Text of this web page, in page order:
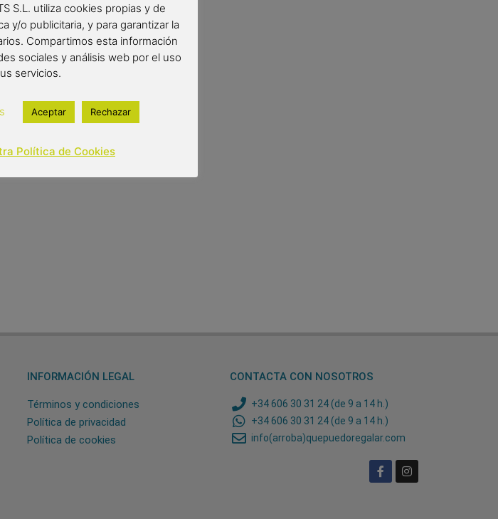
Radio: 61 cm.
Diámetro: 103 cm.
Largo: 88 cm.
16,95 €
INFORMACIÓN LEGAL
Términos y condiciones
Política de privacidad
Política de cookies
CONTACTA CON NOSOTROS
+34 606 30 31 24 (de 9 a 14 h.)
+34 606 30 31 24 (de 9 a 14 h.)
info(arroba)quepuedoregalar.com
S.L. utiliza cookies propias y de
y/o publicitaria, y para garantizar la
Compartimos esta información
sociales y análisis web por el uso
servicios.
Aceptar Rechazar
Política de Cookies